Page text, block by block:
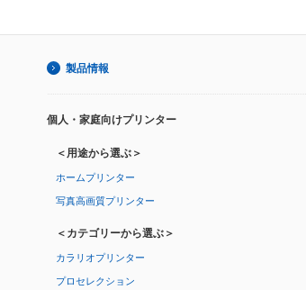
製品情報
個人・家庭向けプリンター
＜用途から選ぶ＞
ホームプリンター
写真高画質プリンター
＜カテゴリーから選ぶ＞
カラリオプリンター
プロセレクション